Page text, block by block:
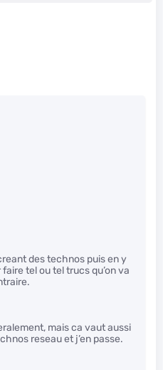
des technos puis en y
tel ou tel trucs qu’on va
mais ca vaut aussi
reseau et j’en passe.